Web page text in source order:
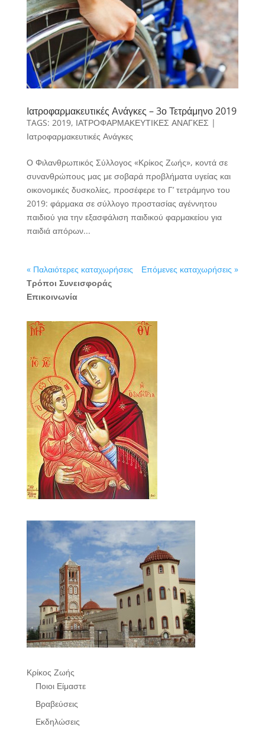
Ιατροφαρμακευτικές Ανάγκες – 3ο Τετράμηνο 2019
TAGS: 2019, ΙΑΤΡΟΦΑΡΜΑΚΕΥΤΙΚΕΣ ΑΝΑΓΚΕΣ |
Ιατροφαρμακευτικές Ανάγκες
Ο Φιλανθρωπικός Σύλλογος «Κρίκος Ζωής», κοντά σε
συνανθρώπους μας με σοβαρά προβλήματα υγείας και
οικονομικές δυσκολίες, προσέφερε το Γ’ τετράμηνο του
2019: φάρμακα σε σύλλογο προστασίας αγέννητου
παιδιού για την εξασφάλιση παιδικού φαρμακείου για
παιδιά απόρων...
« Παλαιότερες καταχωρήσεις
Επόμενες καταχωρήσεις »
Τρόποι Συνεισφοράς
Επικοινωνία
Κρίκος Ζωής
Ποιοι Είμαστε
Βραβεύσεις
Εκδηλώσεις